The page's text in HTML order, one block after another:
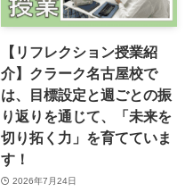
【リフレクション授業紹
介】クラーク名古屋校で
は、目標設定と週ごとの振
り返りを通じて、「未来を
切り拓く力」を育てていま
す！
2026年7月24日